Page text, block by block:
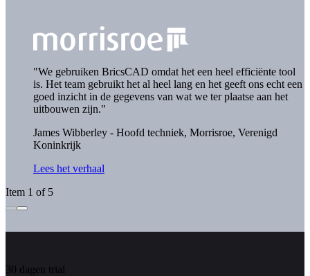
"We gebruiken BricsCAD omdat het een heel efficiënte tool
is. Het team gebruikt het al heel lang en het geeft ons echt een
goed inzicht in de gegevens van wat we ter plaatse aan het
uitbouwen zijn."
James Wibberley - Hoofd techniek, Morrisroe, Verenigd
Koninkrijk
Lees het verhaal
Item 1 of 5
30 dagen trial